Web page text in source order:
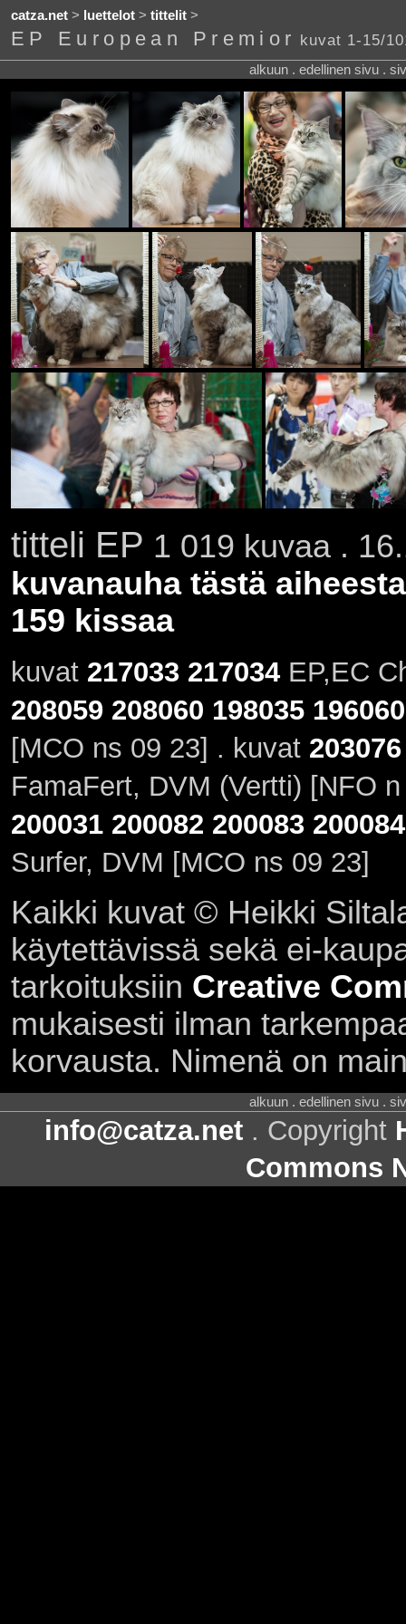
catza.net> luettelot> tittelit>
EP European Premior kuvat 1-15/
alkuun . edellinen sivu .
titteli EP 1 019 kuvaa .
kuvanauha tästä aiheesta
159 kissaa
kuvat 217033 217034EP,EC
208059 208060 198035 196060
[MCO ns 09 23] . kuvat 203076
FamaFert, DVM (Vertti) [NFO
200031 200082 200083 200084
Surfer, DVM [MCO ns 09 23]
Kaikki kuvat © Heikki
käytettävissä sekä ei-
tarkoituksiin Creative
mukaisesti ilman
korvausta. Nimenä on
alkuun . edellinen sivu .
info@catza.net . Copyright
Commons